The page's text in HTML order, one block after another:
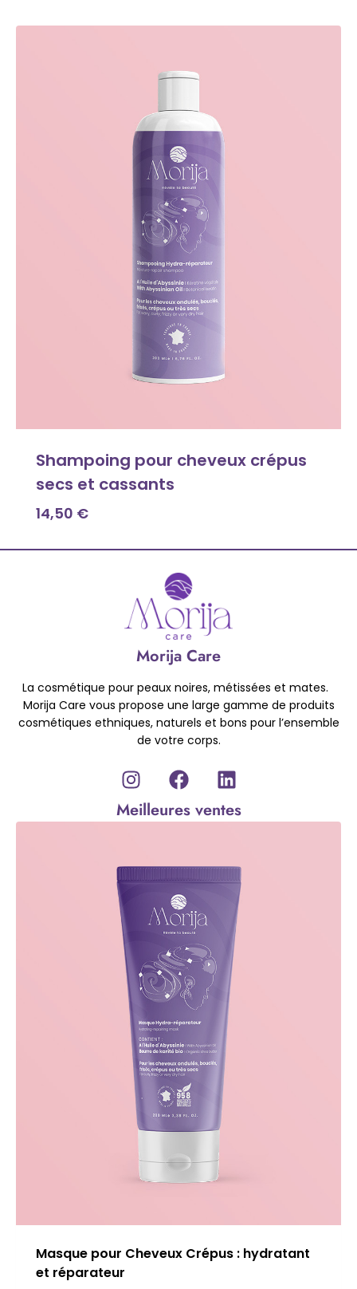
Shampoing pour cheveux crépus
secs et cassants
14,50 €
Morija Care
La cosmétique pour peaux noires, métissées et mates.
Morija Care vous propose une large gamme de produits
cosmétiques ethniques, naturels et bons pour l’ensemble
de votre corps.
Meilleures ventes
Masque pour Cheveux Crépus : hydratant
et réparateur